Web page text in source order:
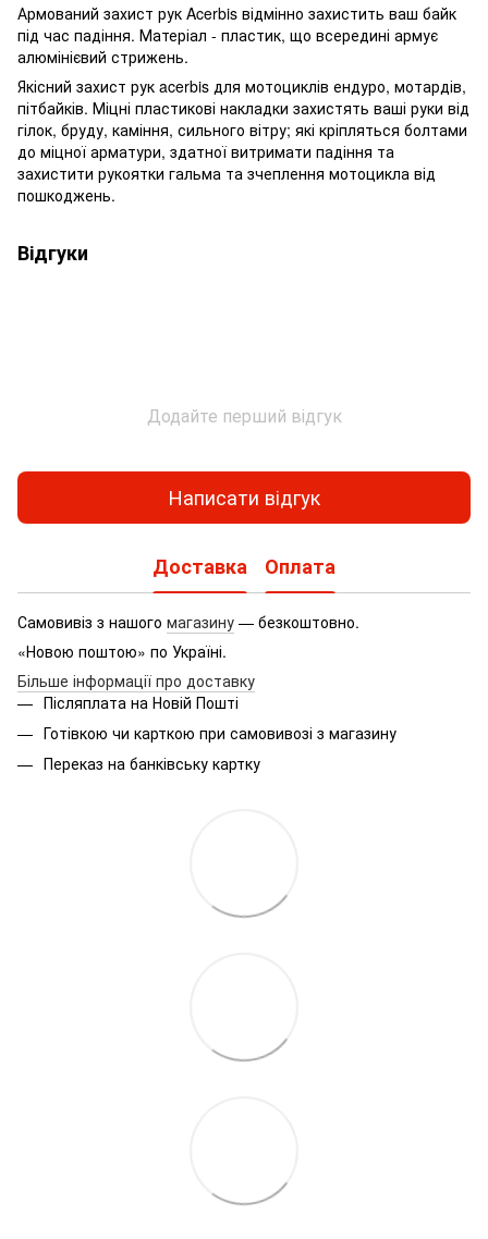
Армований захист рук Acerbis відмінно захистить ваш байк
під час падіння. Матеріал - пластик, що всередині армує
алюмінієвий стрижень.
Якісний захист рук acerbis для мотоциклів ендуро, мотардів,
пітбайків. Міцні пластикові накладки захистять ваші руки від
гілок, бруду, каміння, сильного вітру; які кріпляться болтами
до міцної арматури, здатної витримати падіння та
захистити рукоятки гальма та зчеплення мотоцикла від
пошкоджень.
Відгуки
Додайте перший відгук
Написати відгук
Доставка Оплата
Самовивіз з нашого магазину — безкоштовно.
«Новою поштою» по Україні.
Більше інформації про доставку
Післяплата на Новій Пошті
Готівкою чи карткою при самовивозі з магазину
Переказ на банківську картку